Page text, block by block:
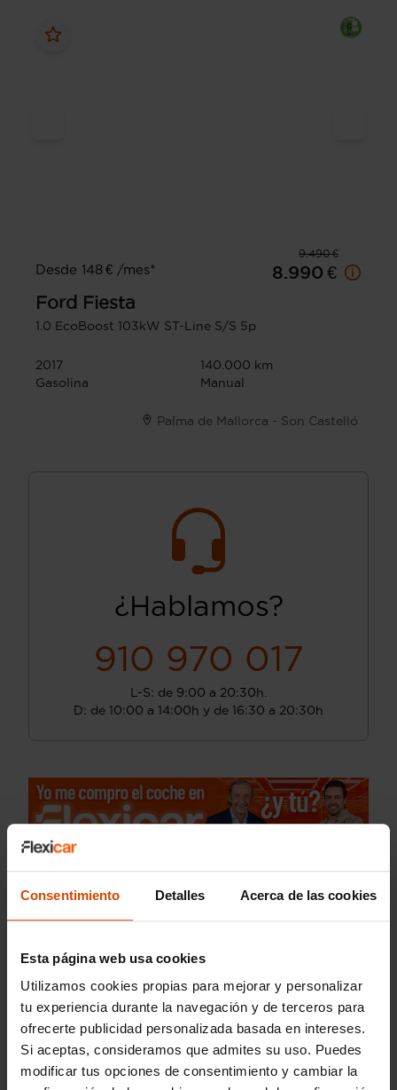
Consentimiento Detalles Acerca de las cookies
Esta página web usa cookies
Utilizamos cookies propias para mejorar y personalizar
tu experiencia durante la navegación y de terceros para
ofrecerte publicidad personalizada basada en intereses.
Si aceptas, consideramos que admites su uso. Puedes
modificar tus opciones de consentimiento y cambiar la
9.490 €
Desde 148 € /mes*
8.990 €
Ford Fiesta
1.0 EcoBoost 103kW ST-Line S/S 5p
2017
140.000 km
Gasolina
Manual
Palma de Mallorca - Son Castelló
¿Hablamos?
910 970 017
L-S: de 9:00 a 20:30h.
D: de 10:00 a 14:00h y de 16:30 a 20:30h